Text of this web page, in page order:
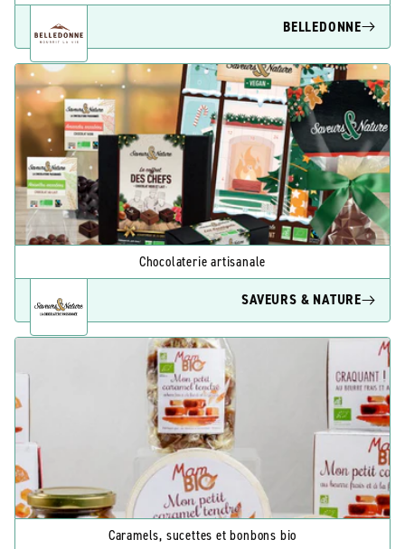
BELLEDONNE
Chocolaterie artisanale
SAVEURS & NATURE
Caramels, sucettes et bonbons bio